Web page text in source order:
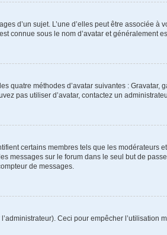
d’un sujet. L’une d’elles peut être associée
connue sous le nom d’avatar et généralement
quatre méthodes d’avatar suivantes : Gravatar,
pas utiliser d’avatar, contactez un
certains membres tels que les modérateurs
messages sur le forum dans le seul but de
de messages.
Ceci pour empêcher l’utilisation